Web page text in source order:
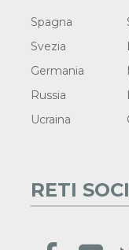
Spagna
Svezia
Germania
Russia
Ucraina
RETI